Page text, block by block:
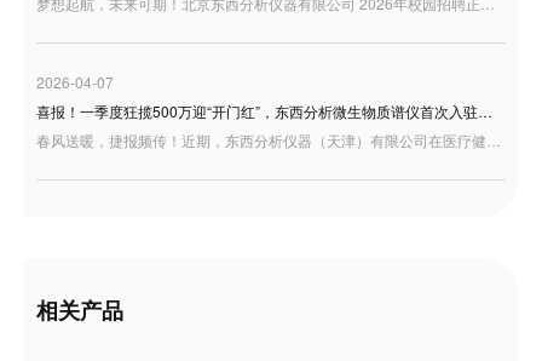
2026-04-07
喜报！一季度狂揽500万迎“开门红”，东西分析微生物质谱仪首次入驻天津疾控！
相关产品